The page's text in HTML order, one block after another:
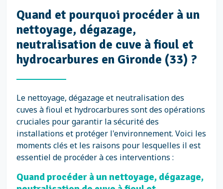
Quand et pourquoi procéder à un
nettoyage, dégazage,
neutralisation de cuve à fioul et
hydrocarbures en Gironde (33) ?
Le nettoyage, dégazage et neutralisation des
cuves à fioul et hydrocarbures sont des opérations
cruciales pour garantir la sécurité des
installations et protéger l'environnement. Voici les
moments clés et les raisons pour lesquelles il est
essentiel de procéder à ces interventions :
Quand procéder à un nettoyage, dégazage,